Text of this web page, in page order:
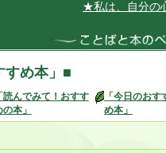
★私は、自分の心の
すめ本」■
読んでみて！おすす
の本」
「今日のおす
め本」